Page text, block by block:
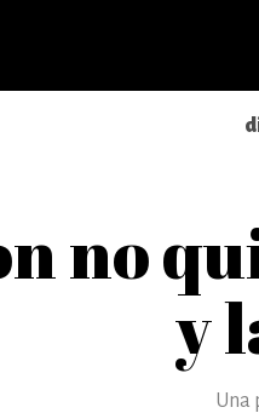
no
y
Una